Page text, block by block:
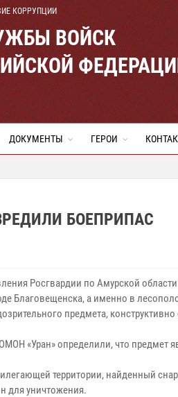
КОРРУПЦИИ
ВОЙСК
ДОКУМЕНТЫ ГЕРОИ
БОЕПРИПАС
Росгвардии по Амурской
Благовещенска, а именно в
предмета, конструктивно
«Уран» определили, что предмет
территории, найденный
для уничтожения.